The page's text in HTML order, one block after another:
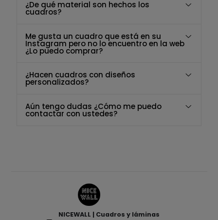
¿De qué material son hechos los
cuadros?
Me gusta un cuadro que está en su
Instagram pero no lo encuentro en la web
¿Lo puedo comprar?
¿Hacen cuadros con diseños
personalizados?
Aún tengo dudas ¿Cómo me puedo
contactar con ustedes?
NICEWALL | Cuadros y láminas